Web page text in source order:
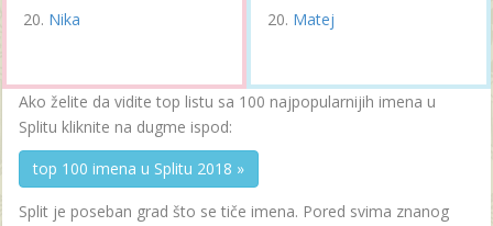
Nika Matej
Ako želite da vidite top listu sa 100 najpopularnijih imena u
Splitu kliknite na dugme ispod:
top 100 imena u Splitu 2018 »
Split je poseban grad što se tiče imena. Pored svima znanog